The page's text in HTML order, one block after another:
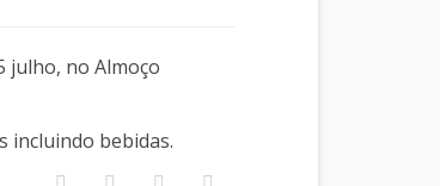
julho, no Almoço
incluindo bebidas.